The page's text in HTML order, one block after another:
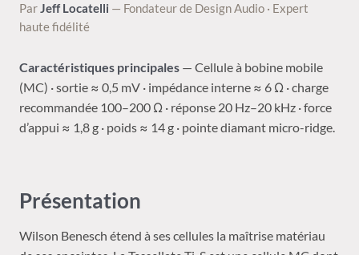
ParJeff Locatelli — Fondateur de Design Audio · Expert
haute fidélité
Caractéristiques principales — Cellule à bobine mobile
(MC) · sortie ≈ 0,5 mV · impédance interne ≈ 6 Ω · charge
recommandée 100–200 Ω · réponse 20 Hz–20 kHz · force
d’appui ≈ 1,8 g · poids ≈ 14 g · pointe diamant micro-ridge.
Présentation
Wilson Benesch étend à ses cellules la maîtrise matériau